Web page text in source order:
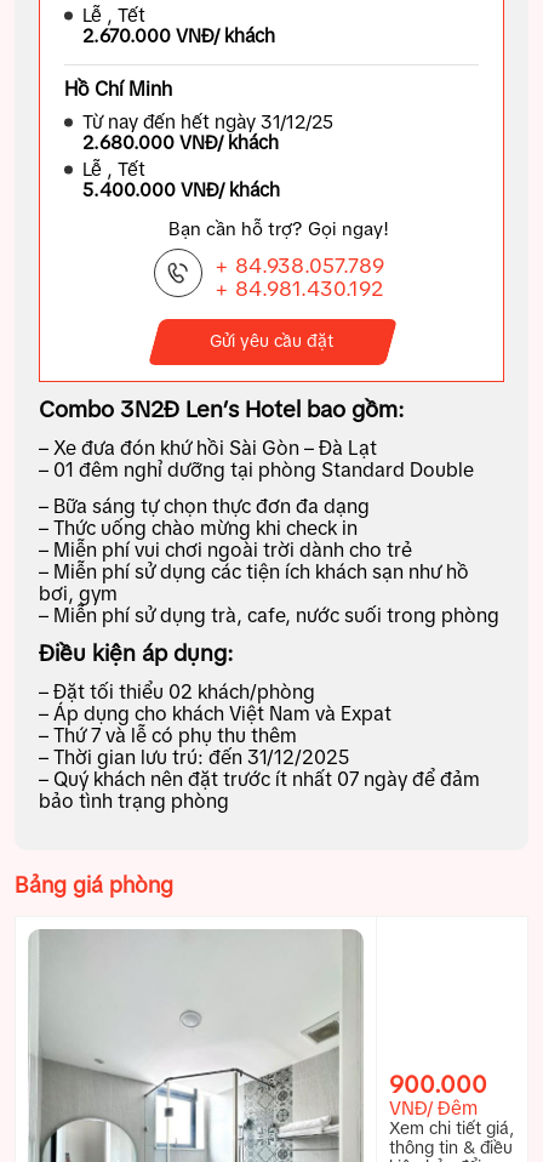
Lễ , Tết
2.670.000 VNĐ/ khách
Hồ Chí Minh
Từ nay đến hết ngày 31/12/25
2.680.000 VNĐ/ khách
Lễ , Tết
5.400.000 VNĐ/ khách
Bạn cần hỗ trợ? Gọi ngay!
+ 84.938.057.789
+ 84.981.430.192
Gửi yêu cầu đặt
Combo 3N2Đ Len’s Hotel bao gồm:
– Xe đưa đón khứ hồi Sài Gòn – Đà Lạt
– 01 đêm nghỉ dưỡng tại phòng Standard Double
– Bữa sáng tự chọn thực đơn đa dạng
– Thức uống chào mừng khi check in
– Miễn phí vui chơi ngoài trời dành cho trẻ
– Miễn phí sử dụng các tiện ích khách sạn như hồ
bơi, gym
– Miễn phí sử dụng trà, cafe, nước suối trong phòng
Điều kiện áp dụng:
– Đặt tối thiểu 02 khách/phòng
– Áp dụng cho khách Việt Nam và Expat
– Thứ 7 và lễ có phụ thu thêm
– Thời gian lưu trú: đến 31/12/2025
– Quý khách nên đặt trước ít nhất 07 ngày để đảm
bảo tình trạng phòng
Bảng giá phòng
900.000
VNĐ/ Đêm
Xem chi tiết giá,
thông tin & điều